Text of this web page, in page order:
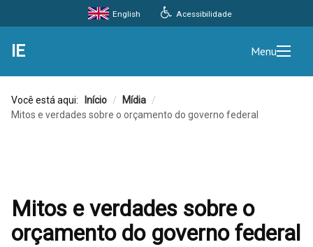
Acessibilidade
English
IE Menu
Você está aqui: Início / Mídia /
Mitos e verdades sobre o orçamento do governo federal
Mitos e verdades sobre o
orçamento do governo federal